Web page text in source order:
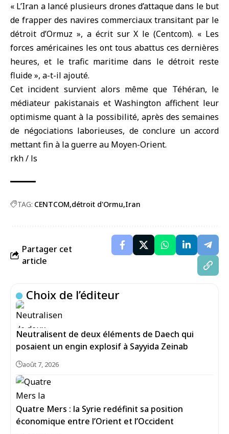
« L’Iran a lancé plusieurs drones d’attaque dans le but
de frapper des navires commerciaux transitant par le
détroit d’Ormuz », a écrit sur X le(Centcom). « Les
forces américaines les ont tous abattus ces dernières
heures, et le trafic maritime dans le détroit reste
fluide », a-t-il ajouté.
Cet incident survient alors même que Téhéran, le
médiateur pakistanais et Washington affichent leur
optimisme quant à la possibilité, après des semaines
de négociations laborieuses, de conclure un accord
mettant fin à la guerre au Moyen-Orient.
rkh / ls
TAG: CENTCOM détroit d'Ormu Iran
Partager cet
article
Choix de l’éditeur
Neutralisent de deux éléments de Daech qui
posaient un engin explosif à Sayyida Zeinab
août 7, 2026
Quatre Mers : la Syrie redéfinit sa position
économique entre l’Orient et l’Occident